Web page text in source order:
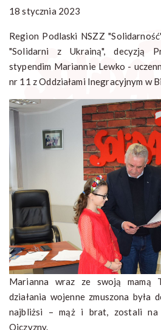
18 stycznia 2023
Region Podlaski NSZZ
"Solidarni z Ukrainą", decyzją
stypendim Mariannie Lewko -
nr 11 z Oddziałami Inegracyjnym w
Marianna wraz ze swoją mamą
działania wojenne zmuszona była
najbliżsi – mąż i brat, zostali na
Ojczyzny.